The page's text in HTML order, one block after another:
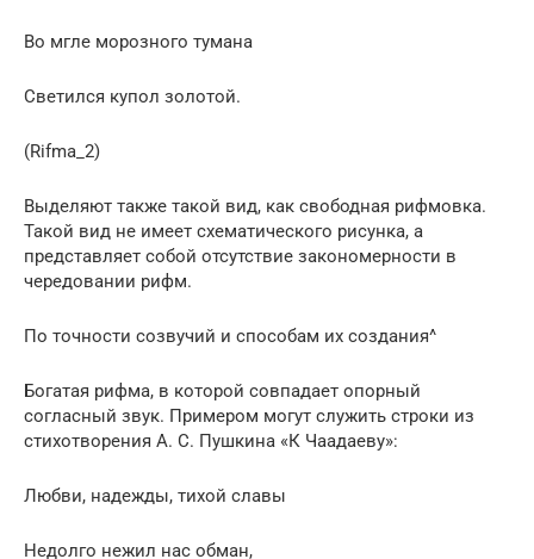
Во мгле морозного тумана
Светился купол золотой.
(Rifma_2)
Выделяют также такой вид, как свободная рифмовка.
Такой вид не имеет схематического рисунка, а
представляет собой отсутствие закономерности в
чередовании рифм.
По точности созвучий и способам их создания^
Богатая рифма, в которой совпадает опорный
согласный звук. Примером могут служить строки из
стихотворения А. С. Пушкина «К Чаадаеву»:
Любви, надежды, тихой славы
Недолго нежил нас обман,